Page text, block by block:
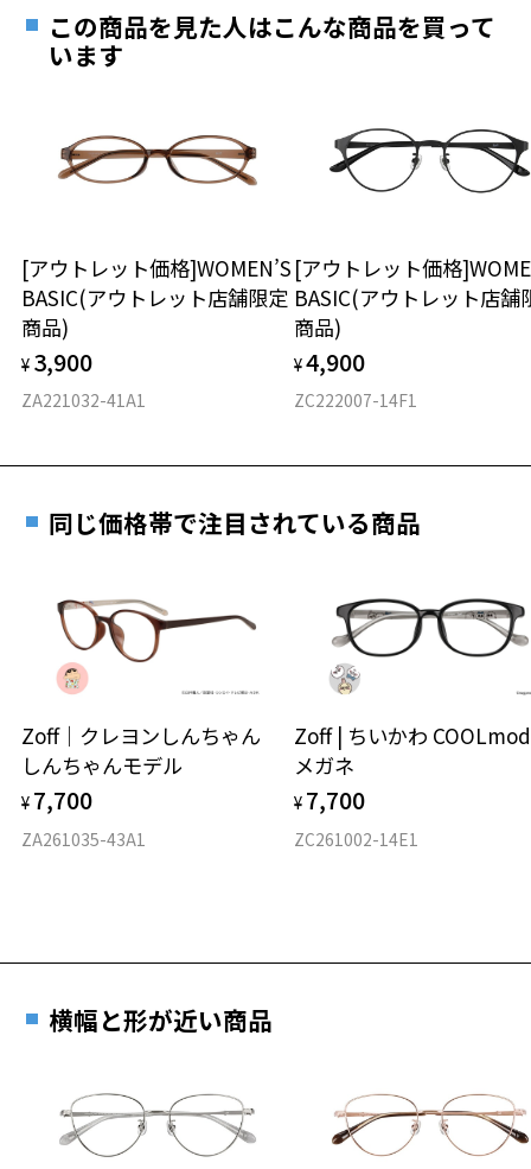
仕上がり寸法
D 仕上がりの横幅：約144mm
E 仕上がりの縦幅：約41mm
7.7g
※着脱式サングラス：デモレンズ、アタッチメント込みの重さ
タイプ
材質
安心1 フレーム１年間品質保証
きます。
※保証期間内に交換が行われた場合、保証期間は初期の期間から
安心2 視力測定無料
視力の変化を早めに発見するために、定期的な視
力測定をおすすめいたします。
安心3 かかり具合調整無料
す。
ご希望のお客さまは、「レンズ交換券」をお選びのうえ、
最寄りのZoff実店舗にてレンズをお買い求めください。
※サングラスやパッケージ品では「レンズ交換券」はお選び
談ください。
オンラインストアでフレームのみ購入して、
実店舗で度付きにできます
ご購入時に「レンズ交換券」をお選びいただくと、実店舗で
度数を測定のうえ、度付きレンズ（標準セットレンズ）へ無
料交換いただけます。
お近くのZoff実店舗にて度数を測定いただけます（無料）。
その際は記入用紙をダウンロードしてお使いください。
この商品を見た人はこんな商品を買って
います
[アウトレット価格]WOMEN’S
BASIC(アウトレット店舗限定
商品)
¥ 3,900
ZA221032-41A1
[アウトレット価格
BASIC(アウトレット店舗
商品)
¥4,900
ZC222007-14F1
同じ価格帯で注目されている商品
Zoff｜クレヨンしんちゃん
しんちゃんモデル
¥ 7,700
ZA261035-43A1
Zoff | ちいかわ
メガネ
¥ 7,700
ZC261002-14E1
横幅と形が近い商品